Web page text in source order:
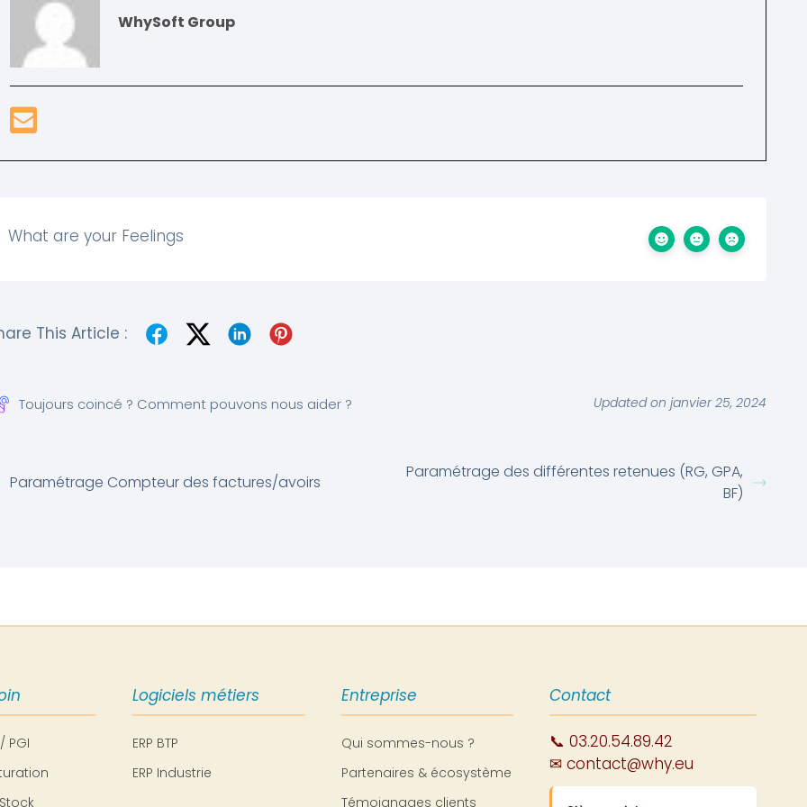
WhySoft Group
What are your Feelings
This Article :
Toujours coincé ? Comment pouvons nous aider ? Updated on janvier 25, 2024
Paramétrage Compteur des factures/avoirs
Paramétrage des différentes retenues (RG, GPA,
BF)
PGI
Logiciels métiers
ERP BTP
ERP Industrie
Entreprise
Qui sommes-nous ?
Partenaires & écosystème
Témoignages clients
Contact
📞 03.20.54.89.42
✉ contact@why.eu